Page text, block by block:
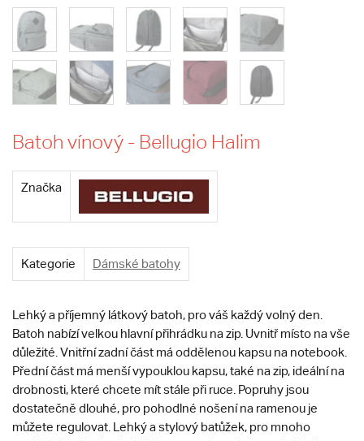
Batoh vínový - Bellugio Halim
Značka
Kategorie Dámské batohy
Lehký a příjemný látkový batoh, pro váš každý volný den.
Batoh nabízí velkou hlavní přihrádku na zip. Uvnitř místo na vše
důležité. Vnitřní zadní část má oddělenou kapsu na notebook.
Přední část má menší vypouklou kapsu, také na zip, ideální na
drobnosti, které chcete mít stále při ruce. Popruhy jsou
dostatečně dlouhé, pro pohodlné nošení na ramenou je
můžete regulovat. Lehký a stylový batůžek, pro mnoho